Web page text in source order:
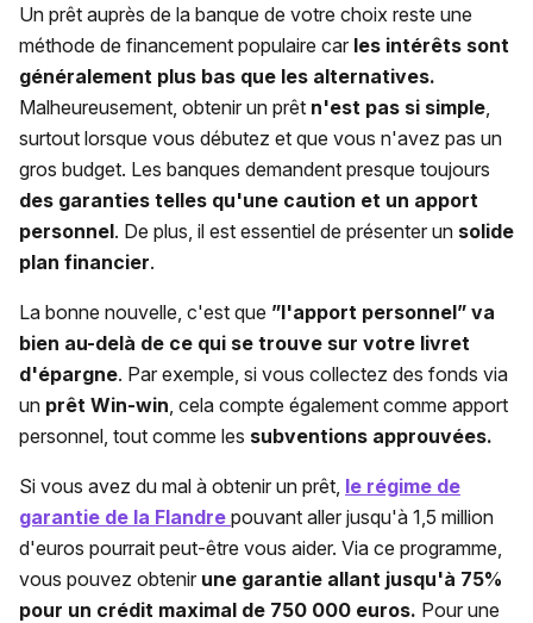
Un prêt auprès de la banque de votre choix reste une
méthode de financement populaire car les intérêts sont
généralement plus bas que les alternatives.
Malheureusement, obtenir un prêt n'est pas si simple
surtout lorsque vous débutez et que vous n'avez pas un
gros budget. Les banques demandent presque toujours
des garanties telles qu'une caution et un apport
personnel. De plus, il est essentiel de présenter un solide
plan financier.
La bonne nouvelle, c'est que ”l'apport personnel” va
bien au-delà de ce qui se trouve sur votre livret
d'épargne. Par exemple, si vous collectez des fonds via
un prêt Win-win , cela compte également comme apport
personnel, tout comme les subventions approuvées.
Si vous avez du mal à obtenir un prêt, le régime de
garantie de la Flandre pouvant aller jusqu'à 1,5 million
d'euros pourrait peut-être vous aider. Via ce programme,
vous pouvez obtenir une garantie allant jusqu'à 75%
pour un crédit maximal de 750 000 euros. Pour une